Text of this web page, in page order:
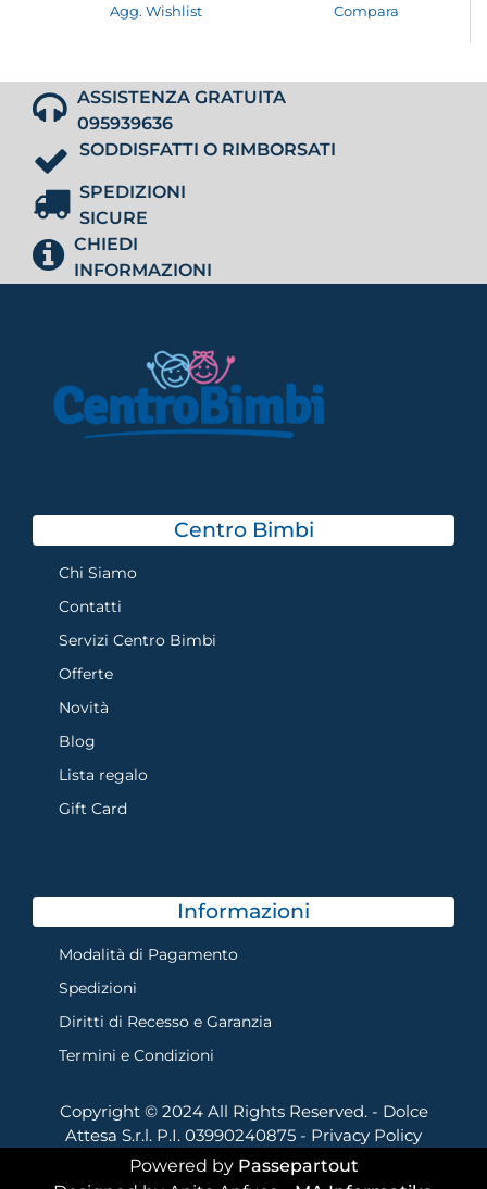
Agg. Wishlist Compara
ASSISTENZA GRATUITA
095939636
SODDISFATTI O RIMBORSATI
SPEDIZIONI
SICURE
CHIEDI
INFORMAZIONI
Centro Bimbi
Chi Siamo
Contatti
Servizi Centro Bimbi
Offerte
Novità
Blog
Lista regalo
Gift Card
Informazioni
Modalità di Pagamento
Spedizioni
Diritti di Recesso e Garanzia
Termini e Condizioni
Copyright © 2024 All Rights Reserved. - Dolce
Attesa S.r.l. P.I. 03990240875 - Privacy Policy
Powered by Passepartout